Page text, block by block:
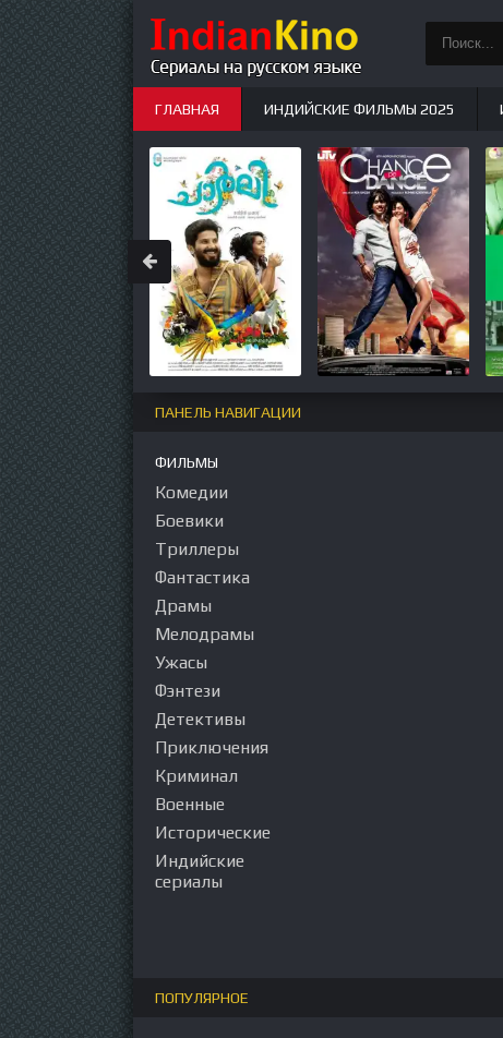
ПАНЕЛЬ НАВИГАЦИИ
ФИЛЬМЫ
Комедии
Боевики
Триллеры
Фантастика
Драмы
Мелодрамы
Ужасы
Фэнтези
Детективы
Приключения
Криминал
Военные
Исторические
Индийские
сериалы
ПОПУЛЯРНОЕ
ГЛАВНАЯ ИНДИЙСКИЕ ФИЛЬМЫ 2025
ИНДИЙСКИЕ СЕРИАЛЫ НОВЫЕ